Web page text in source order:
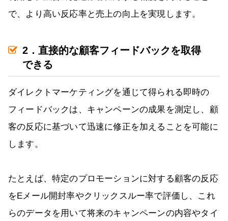
で、より高い反応率と売上の向上を実現します。
2．直接的な顧客フィードバックを取得
できる
ダイレクトマーケティングを通じて得られる即時の
フィードバックは、キャンペーンの成果を測定し、顧
客の反応に基づいて迅速に修正を加えることを可能に
します。
たとえば、特定のプロモーションに対する顧客の反応
をEメール開封率やクリックスルー率で評価し、これ
らのデータを用いて将来のキャンペーンの内容やタイ